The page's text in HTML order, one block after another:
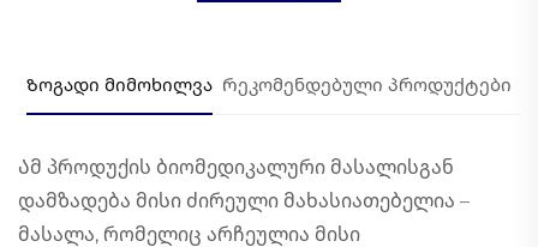
Ზოგადი მიმოხილვა Რეკომენდებული პროდუქტები
Ამ პროდუქის ბიომედიკალური მასალისგან
დამზადება მისი ძირეული მახასიათებელია –
მასალა, რომელიც არჩეულია მისი